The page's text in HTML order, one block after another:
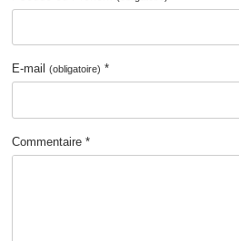
E-mail(obligatoire) *
Commentaire *